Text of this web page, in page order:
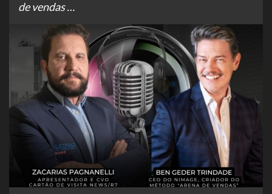
de vendas …